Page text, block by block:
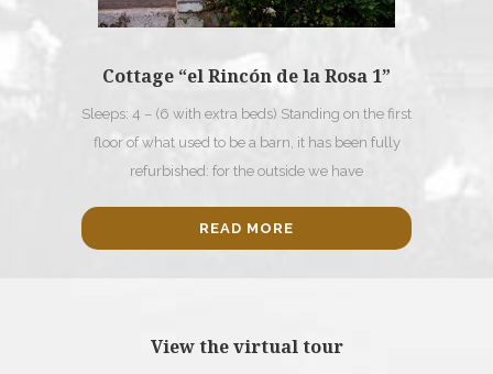
Cottage “el Rincón de la Rosa 1”
Sleeps: 4 – (6 with extra beds) Standing on the first
floor of what used to be a barn, it has been fully
refurbished: for the outside we have
READ MORE
View the virtual tour